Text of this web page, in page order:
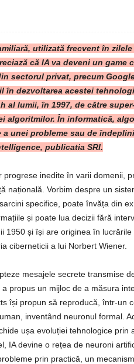
utilizată frecvent în
că IA va deveni un game
sectorul privat, precum
dezvoltarea acestei
al lumii, în 1997, de către
algoritmilor. În informatică,
unei probleme sau de
publicatia SRI.
inedite în varii domenii,
națională. Vorbim despre un
specifice, poate învăța din
și poate lua decizii fără
1950 și își are originea în lucrările
ciberneticii a lui Norbert Wiener.
mesajele secrete transmise
propus un mijloc de a măsura
își propun să reproducă, într-un
inventând neuronul formal.
ușa evoluției tehnologice prin
IA devine o rețea de neuroni
prin practică, un